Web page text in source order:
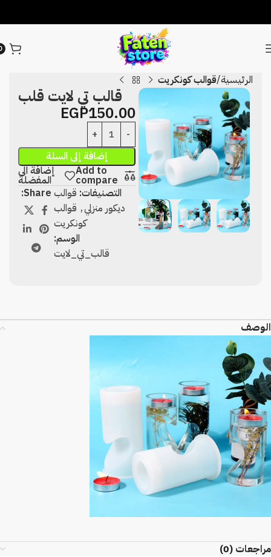
الرئيسية قوالب كونكريت
قالب تي لايت قلب
EGP150.00
إضافة إلى السلة
Add to
compare
إضافة الى
المفضلة
التصنيفات: قوالب
ديكور منزلي, قوالب
كونكريت
الوسم:
قالب_تي_لايت
Share:
الوصف
مراجعات (0)